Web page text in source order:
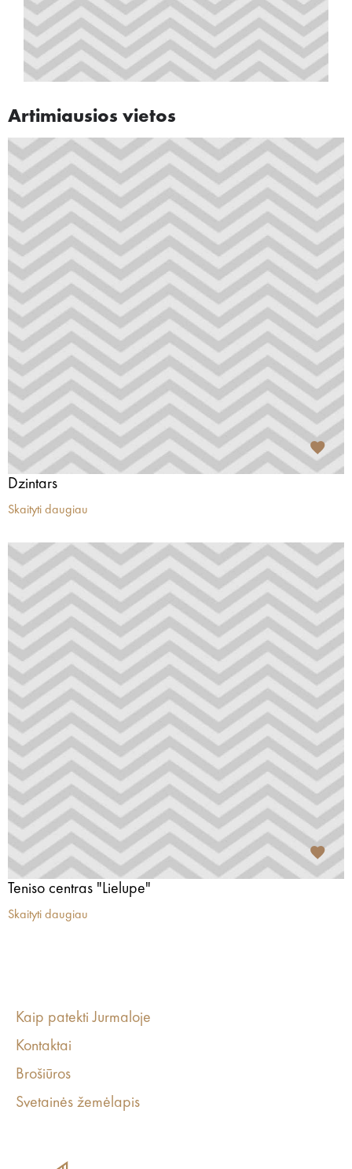
Artimiausios vietos
Dzintars
Skaityti daugiau
Teniso centras "Lielupe"
Skaityti daugiau
Kaip patekti Jurmaloje
Kontaktai
Brošiūros
Svetainės žemėlapis